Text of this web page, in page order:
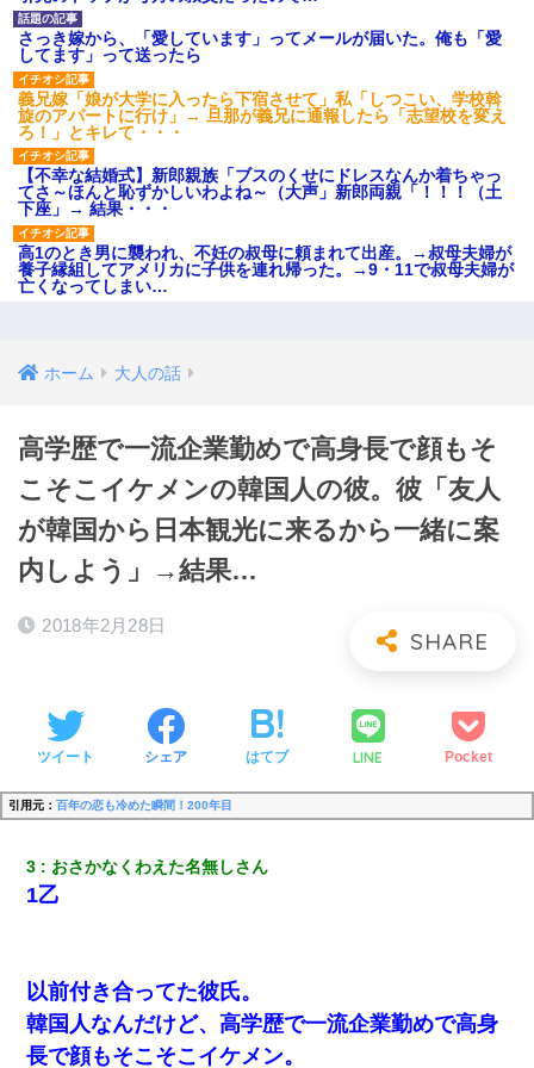
さっき嫁から、「愛しています」ってメールが届いた。俺も「愛
してます」って送ったら
義兄嫁「娘が大学に入ったら下宿させて」私「しつこい、学校斡
旋のアパートに行け」→ 旦那が義兄に通報したら「志望校を変え
ろ！」とキレて・・・
【不幸な結婚式】新郎親族「ブスのくせにドレスなんか着ちゃっ
てさ～ほんと恥ずかしいわよね～（大声」新郎両親「！！！（土
下座」→ 結果・・・
高1のとき男に襲われ、不妊の叔母に頼まれて出産。→叔母夫婦が
養子縁組してアメリカに子供を連れ帰った。→9・11で叔母夫婦が
亡くなってしまい…
ホーム 大人の話
高学歴で一流企業勤めで高身長で顔もそ
こそこイケメンの韓国人の彼。彼「友人
が韓国から日本観光に来るから一緒に案
内しよう」→結果…
2018年2月28日
ツイート シェア はてブ LINE Pocket
引用元： 百年の恋も冷めた瞬間！200年目
3 おさかなくわえた名無しさん
1乙
以前付き合ってた彼氏。
韓国人なんだけど、高学歴で一流企業勤めで高身
長で顔もそこそこイケメン。